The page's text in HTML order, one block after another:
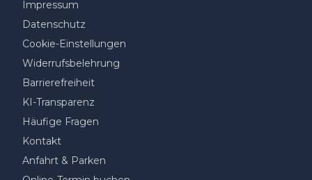
Impressum
Datenschutz
Cookie-Einstellungen
Widerrufsbelehrung
Barrierefreiheit
KI-Transparenz
Häufige Fragen
Kontakt
Anfahrt & Parken